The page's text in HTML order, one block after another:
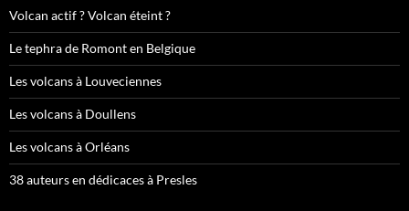
Volcan actif ? Volcan éteint ?
Le tephra de Romont en Belgique
Les volcans à Louveciennes
Les volcans à Doullens
Les volcans à Orléans
38 auteurs en dédicaces à Presles